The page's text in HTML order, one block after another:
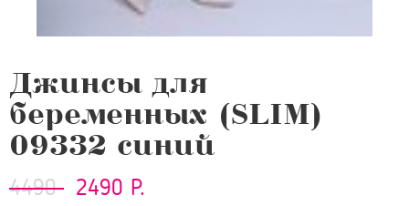
Джинсы для
беременных (SLIM)
09332 синий
4490 2490 Р.